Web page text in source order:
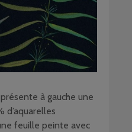
à gauche une
feuille peinte avec